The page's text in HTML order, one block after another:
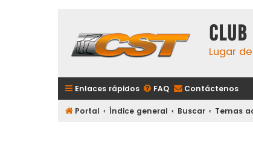
Club
Lugar
Enlaces rápidos FAQ Contáctenos
Portal Índice general Buscar Temas